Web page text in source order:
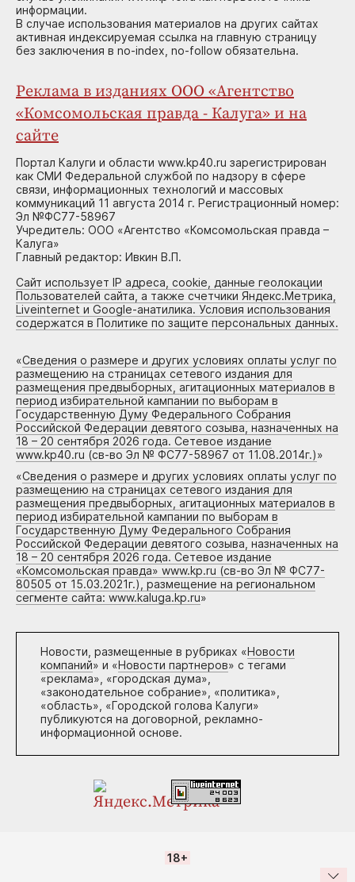
информации.
В случае использования материалов на других сайтах
активная индексируемая ссылка на главную страницу
без заключения в no-index, no-follow обязательна.
Реклама в изданиях ООО «Агентство
«Комсомольская правда - Калуга» и на
сайте
Портал Калуги и области www.kp40.ru зарегистрирован
как СМИ Федеральной службой по надзору в сфере
связи, информационных технологий и массовых
коммуникаций 11 августа 2014 г. Регистрационный номер:
Эл №ФС77-58967
Учредитель: ООО «Агентство «Комсомольская правда –
Калуга»
Главный редактор: Ивкин В.П.
Сайт использует IP адреса, cookie, данные геолокации
Пользователей сайта, а также счетчики Яндекс.Метрика,
Liveinternet и Google-анатилика. Условия использования
содержатся в Политике по защите персональных данных.
«Сведения о размере и других условиях оплаты услуг по
размещению на страницах сетевого издания для
размещения предвыборных, агитационных материалов в
период избирательной кампании по выборам в
Государственную Думу Федерального Собрания
Российской Федерации девятого созыва, назначенных на
18 – 20 сентября 2026 года. Сетевое издание
www.kp40.ru (св-во Эл № ФС77-58967 от 11.08.2014г.)»
«Сведения о размере и других условиях оплаты услуг по
размещению на страницах сетевого издания для
размещения предвыборных, агитационных материалов в
период избирательной кампании по выборам в
Государственную Думу Федерального Собрания
Российской Федерации девятого созыва, назначенных на
18 – 20 сентября 2026 года. Сетевое издание
«Комсомольская правда» www.kp.ru (св-во Эл № ФС77-
80505 от 15.03.2021г.), размещение на региональном
сегменте сайта: www.kaluga.kp.ru»
Новости, размещенные в рубриках «Новости
компаний» и «Новости партнеров» с тегами
«реклама», «городская дума»,
«законодательное собрание», «политика»,
«область», «Городской голова Калуги»
публикуются на договорной, рекламно-
информационной основе.
18+